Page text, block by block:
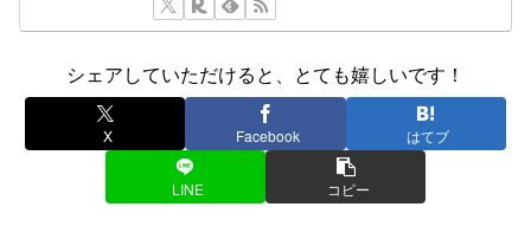
シェアしていただけると、とても嬉しいです！
X Facebook はてブ
LINE コピー